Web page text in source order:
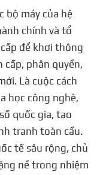
bộ máy của hệ
chính và tổ
để khơi thông
cấp, phân quyền,
Là cuộc cách
học công nghệ,
quốc gia, tạo
tranh toàn cầu.
tế sâu rộng, chủ
nề trong nhiệm